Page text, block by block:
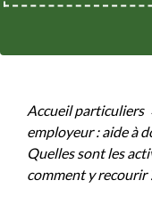
Accueil particuliers
employeur : aide à
Quelles sont les
comment y recourir